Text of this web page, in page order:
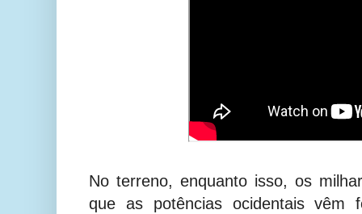
No terreno, enquanto isso, os
que as potências ocidentais vêm